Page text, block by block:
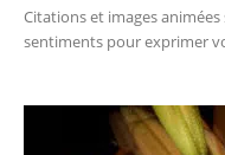
Citations et images
sentiments pour exprimer